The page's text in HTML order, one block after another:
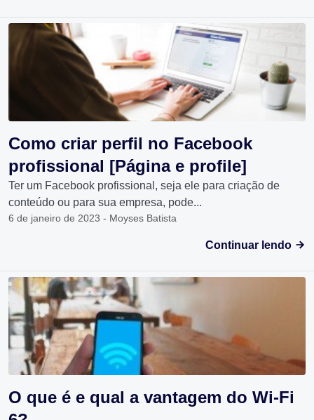
Como criar perfil no Facebook
profissional [Página e profile]
Ter um Facebook profissional, seja ele para criação de
conteúdo ou para sua empresa, pode...
6 de janeiro de 2023 - Moyses Batista
Continuar lendo
O que é e qual a vantagem do Wi-Fi